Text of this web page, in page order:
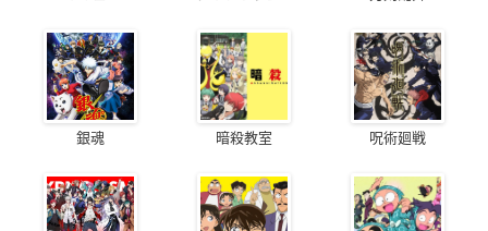
銀魂 暗殺教室 呪術廻戦